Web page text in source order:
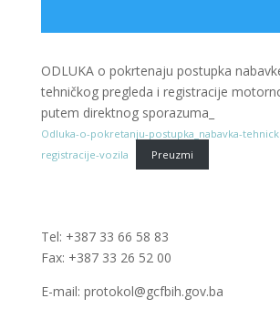
ODLUKA o pokrtenaju postupka
tehničkog pregleda i registracije
putem direktnog sporazuma_
Odluka-o-pokretanju-postupka_nabavka-
registracije-vozila
Preuzmi
Tel: +387 33 66 58 83
Fax: +387 33 26 52 00
E-mail: protokol@gcfbih.gov.ba